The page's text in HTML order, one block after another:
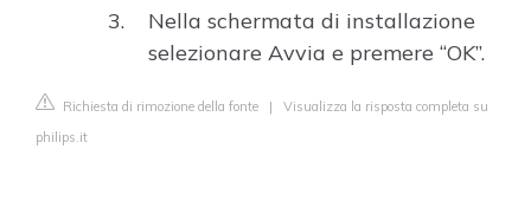
Nella schermata di installazione
selezionare Avvia e premere “OK”.
Richiesta di rimozione della fonte | Visualizza la risposta completa su
philips.it